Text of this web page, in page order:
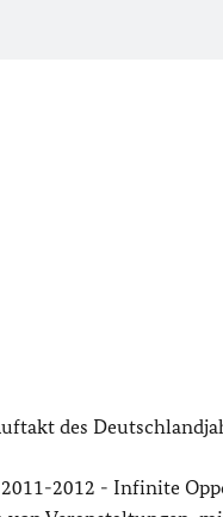
des
2012 - Infinite